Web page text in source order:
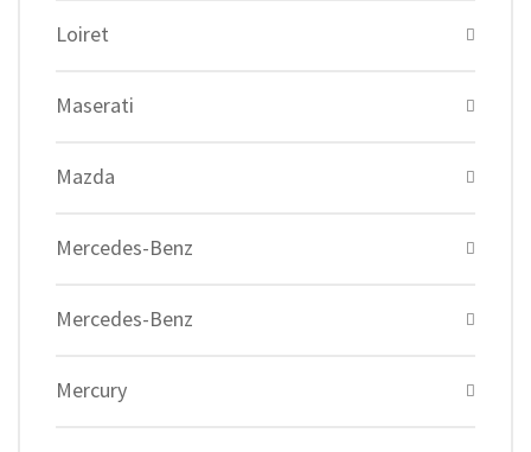
Loiret
Maserati
Mazda
Mercedes-Benz
Mercedes-Benz
Mercury